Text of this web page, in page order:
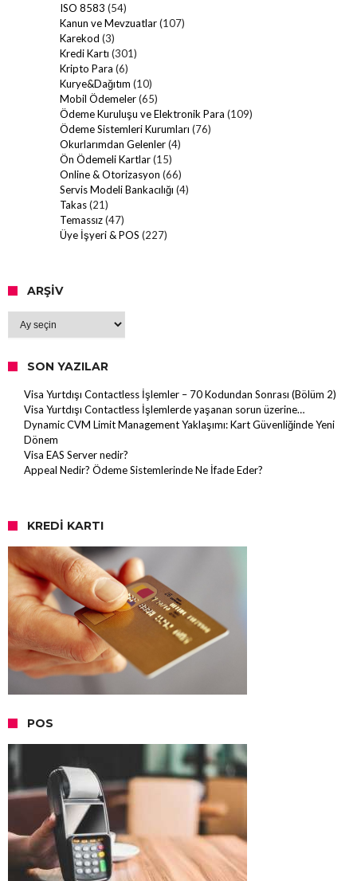
ISO 8583 (54)
Kanun ve Mevzuatlar(107)
Karekod (3)
Kredi Kartı (301)
Kripto Para (6)
Kurye&Dağıtım (10)
Mobil Ödemeler(65)
Ödeme Kuruluşu ve Elektronik Para (109)
Ödeme Sistemleri Kurumları (76)
Okurlarımdan Gelenler(4)
Ön Ödemeli Kartlar(15)
Online & Otorizasyon (66)
Servis Modeli Bankacılığı (4)
Takas(21)
Temassız(47)
Üye İşyeri & POS (227)
ARŞIV
SON YAZILAR
Visa Yurtdışı Contactless İşlemler – 70 Kodundan Sonrası (Bölüm 2)
Visa Yurtdışı Contactless İşlemlerde yaşanan sorun üzerine…
Dynamic CVM Limit Management Yaklaşımı: Kart Güvenliğinde Yeni
Dönem
Visa EAS Server nedir?
Appeal Nedir? Ödeme Sistemlerinde Ne İfade Eder?
KREDI KARTI
POS